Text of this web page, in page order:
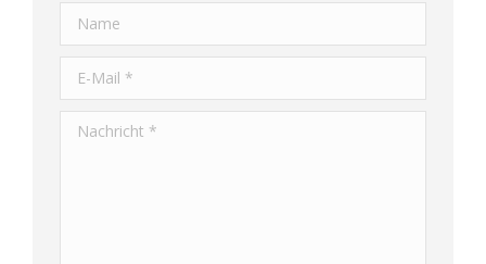
Name
E-Mail *
Nachricht *